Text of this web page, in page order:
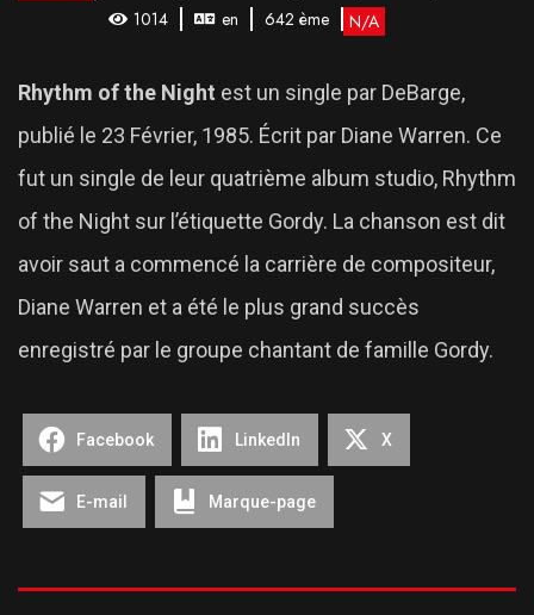
1014
en 642 ème N/A
Rhythm of the Night est un single par DeBarge,
publié le 23 Février, 1985. Écrit par Diane Warren. Ce
fut un single de leur quatrième album studio, Rhythm
of the Night sur l’étiquette Gordy. La chanson est dit
avoir saut a commencé la carrière de compositeur,
Diane Warren et a été le plus grand succès
enregistré par le groupe chantant de famille Gordy.
Facebook LinkedIn X
E-mail Marque-page